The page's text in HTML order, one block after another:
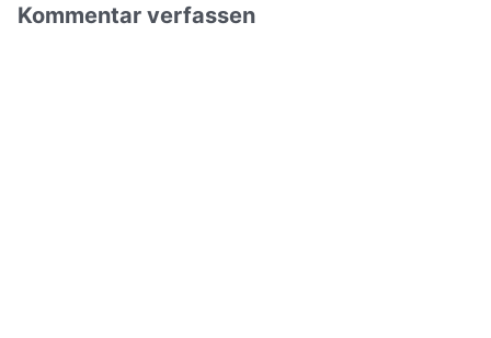
Kommentar verfassen